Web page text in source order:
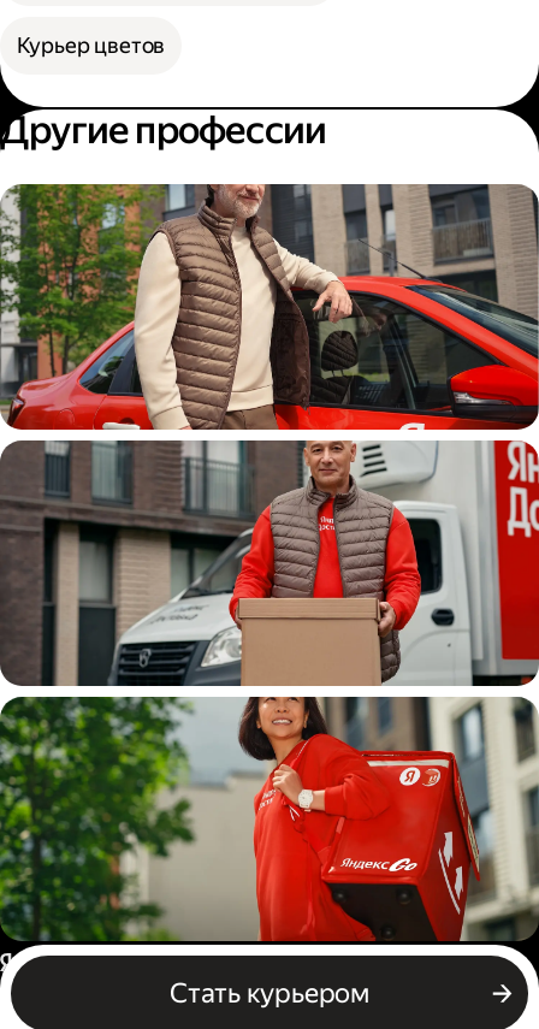
Курьер цветов
Другие профессии
Автокурьер
Водитель
грузовой машины
Пеший курьер
Стать курьером
Россия